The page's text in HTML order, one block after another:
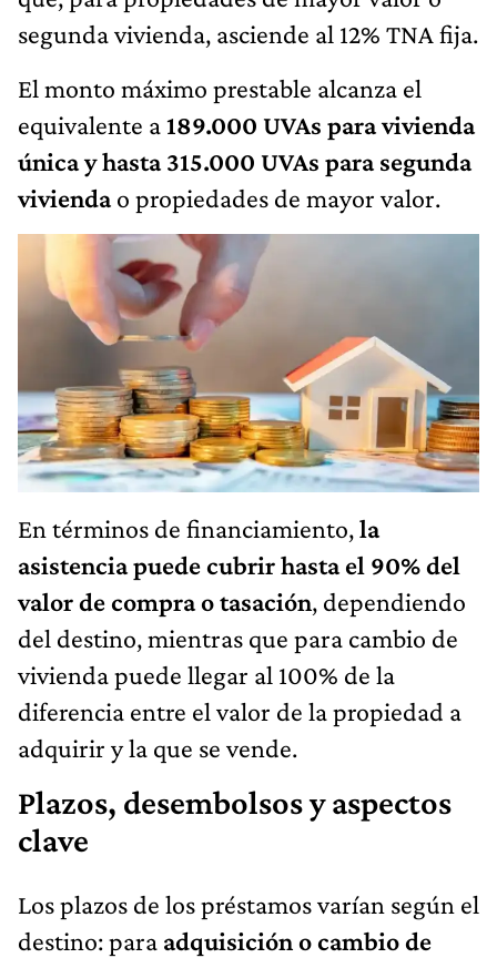
segunda vivienda, asciende al 12% TNA fija.
El monto máximo prestable alcanza el
equivalente a189.000 UVAs para vivienda
única y hasta 315.000 UVAs para segunda
viviendao propiedades de mayor valor.
En términos de financiamiento,la
asistencia puede cubrir hasta el 90% del
valor de compra o tasación, dependiendo
del destino, mientras que para cambio de
vivienda puede llegar al 100% de la
diferencia entre el valor de la propiedad a
adquirir y la que se vende.
Plazos, desembolsos y aspectos
clave
Los plazos de los préstamos varían según el
destino: para adquisición o cambio de